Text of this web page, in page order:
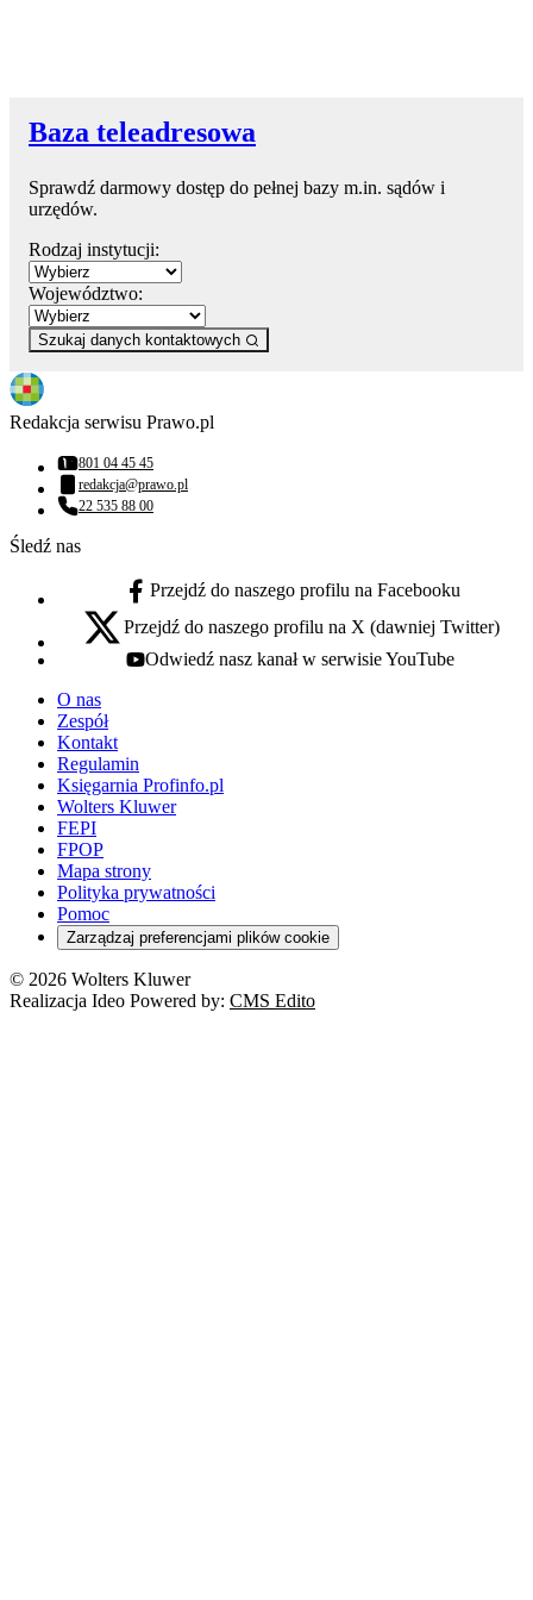
Baza teleadresowa
Sprawdź darmowy dostęp do pełnej bazy m.in. sądów i
urzędów.
Rodzaj instytucji:
Województwo:
Szukaj danych kontaktowych
Redakcja serwisu Prawo.pl
Numer telefonu:
801 04 45 45
Adres email:
redakcja@prawo.pl
Numer telefonu:
22 535 88 00
Śledź nas
facebook - otwiera się w nowej karcie
Przejdź do naszego profilu na Facebooku
x - otwiera się w nowej karcie
Przejdź do naszego profilu na X (dawniej Twitter)
youtube - otwiera się w nowej karcie
Odwiedź nasz kanał w serwisie YouTube
O nas
Zespół
Kontakt
Regulamin
Księgarnia Profinfo.pl
Wolters Kluwer
FEPI
FPOP
Mapa strony
Polityka prywatności
Pomoc
Zarządzaj preferencjami plików cookie
© 2026 Wolters Kluwer
Realizacja Ideo Powered by: CMS Edito